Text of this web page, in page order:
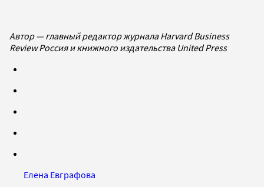
Автор — главный редактор журнала Harvard Business
Review Россия и книжного издательства United Press
Елена Евграфова